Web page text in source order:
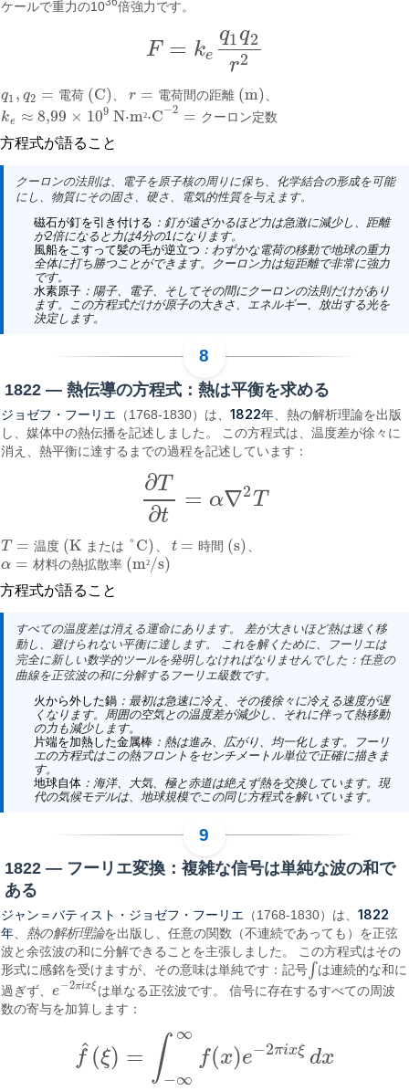
ケールで重力の10 倍強力です。
F = ke
q1q2
r2
F=k eq1 q2r2
q1 , q2 = 電荷(C)
q1 , q2= 電荷 (C) r = 電荷間の距離(m)
r= 電荷間の距離 (m)
ke ≈ 8,99 × 109 N⋅m²⋅C−2 = クーロ ン定数
ke≈8, 99×10 9N·m²·C−2=クーロン定数
方程式が語ること
クーロンの法則は、電子を原子核の周りに保ち、化学結合の形成を可能
にし、物質にその固さ、硬さ、電気的性質を与えます。
磁石が釘を引き付ける ：釘が遠ざかるほど力は急激に減少し、距離
が2倍になると力は4分の1になります。
風船をこすって髪の毛が逆立つ ：わずかな電荷の移動で地球の重力
全体に打ち勝つことができます。クーロン力は短距離で非常に強力
です。
水素原子：陽子、電子、そしてその間にクーロンの法則だけがあり
ます。この方程式だけが原子の大きさ、エネルギー、放出する光を
決定します。
1822 — 熱伝導の方程式：熱は平衡を求める
ジョゼフ・フーリエ （1768-1830）は、1822年 、熱の解析理論を出版
し、媒体中の熱伝播を記述しました。 この方程式は、温度差が徐々に
消え、熱平衡に達するまでの過程を記述しています：
∂T
∂t
= α∇2T
∂ T∂t= α∇2 T
T = 温度 (K ま たは °C)
T= 温度 (K または °C) t = 時間 (s)
t=時間 (s)
α = 材料の熱拡散率 (m²/s)
α= 材料の熱拡散率 (m²/s)
方程式が語ること
すべての温度差は消える運命にあります。 差が大きいほど熱は速く移
動し、避けられない平衡に達します。 これを解くために、フーリエは
完全に新しい数学的ツールを発明しなければなりませんでした：任意の
曲線を正弦波の和に分解する フーリエ級数です。
火から外した鍋：最初は急速に冷え、その後徐々に冷える速度が遅
くなります。周囲の空気との温度差が減少し、それに伴って熱移動
の力も減少します。
片端を加熱した金属棒：熱は進み、広がり、均一化します。フーリ
エの方程式はこの熱フロントをセンチメートル単位で正確に描きま
す。
地球自体：海洋、大気、極と赤道は絶えず熱を交換しています。現
代の気候モデルは、地球規模でこの同じ方程式を解いています。
1822 — フーリエ変換：複雑な信号は単純な波の和で
ある
ジャン＝バティスト・ジョゼフ・フーリエ （1768-1830）は、1822
年
熱の解析理論を出版し、任意の関数（不連続であっても）を正弦
波と余弦波の和に分解できることを主張しました。 この方程式はその
形式に感銘を受けますが、その意味は単純です：記号 ∫
∫ は連続的な和に
過ぎず、e−2πixξ
e 2πixξは単なる正弦波です。 信号に存在するすべての周波
数の寄与を加算します：
f
^(ξ) = ∫ ∞
−∞
f(x)e−2πixξ dx
f^ )= (x)e−2πix